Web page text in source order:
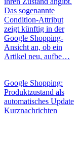
Das sogenannte
Condition-Attribut
zeigt künftig in der
Google Shopping-
Ansicht an, ob ein
Artikel neu, aufbe…
Google Shopping:
Produktzustand als
automatisches Update
Kurznachrichten